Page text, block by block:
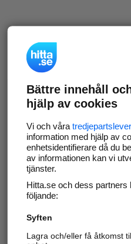
Bättre innehåll
hjälp av cookies
Vi och våra
information med hjälp av
enhetsidentifierare då du
av informationen kan vi
tjänster.
Hitta.se och dess
följande:
Syften
Lagra och/eller få åtkomst